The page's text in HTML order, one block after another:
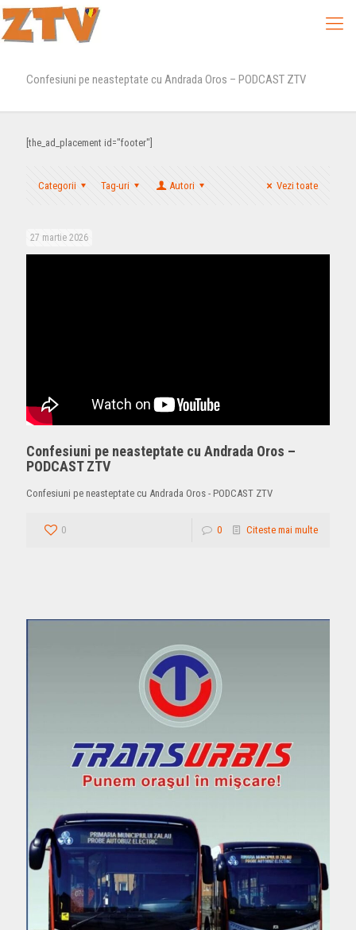
Confesiuni pe neasteptate cu Andrada Oros – PODCAST ZTV
[the_ad_placement id="footer"]
Categorii Tag-uri Autori Vezi toate
27 martie 2026
Confesiuni pe neasteptate cu Andrada Oros –
PODCAST ZTV
Confesiuni pe neasteptate cu Andrada Oros - PODCAST ZTV
0 0 Citeste mai multe